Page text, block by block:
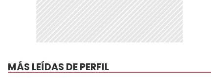
MÁS LEÍDAS DE PERFIL